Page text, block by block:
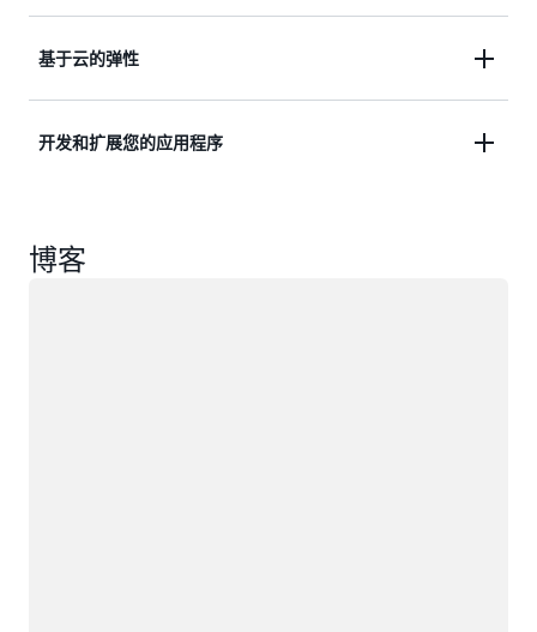
的活动。
权限，这样您就可以支持独特的应用程序需求并保持
业务正常运行。
基于云的弹性
状态，并且在业务利益相关者需要时随时可供访问。
开发和扩展您的应用程序
博客